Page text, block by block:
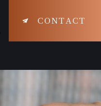
CONTACT